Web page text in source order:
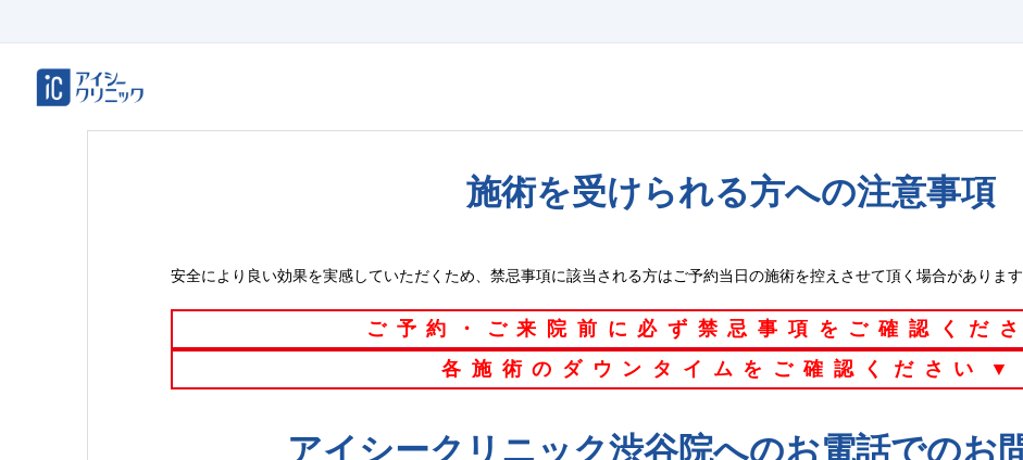
施術を受けられる方への注意事項
安全により良い効果を実感していただくため、禁忌事項に該当される方はご予約当日の施術を控えさせて頂く場合があります
ご予約・ご来院前に 必ず禁忌事項をご確認くだ
各施術のダウンタイムを ご確認ください ▼
アイシークリニック渋谷院へのお電話でのお